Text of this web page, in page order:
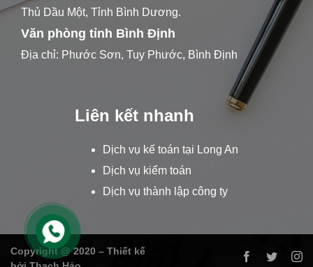
Thủ Dầu Một, Tỉnh Bình Dương.
Văn phòng tỉnh Bình Định
Địa chỉ: Phước Sơn, Tuy Phước, Bình Định
Liên kết nhanh
Dịch vụ kế toán tại Long An
Dịch vụ kiểm toán
Dịch vụ thành lập công ty
Copyright @ 2020 – Thiết kế